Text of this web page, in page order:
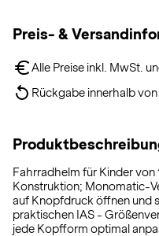
Preis- &
Alle Preise inkl. MwSt.
Rückgabe innerhalb
Fahrradhelm für Kinder
Konstruktion; Monomatic-
auf Knopfdruck öffnen und
praktischen IAS -
jede Kopfform optimal